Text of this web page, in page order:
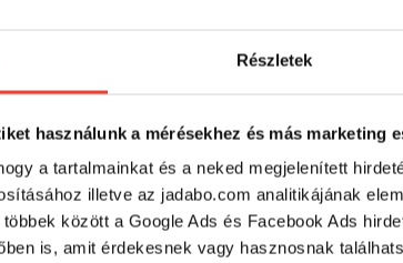
Részletek
használunk a mérésekhez és más marketing
a tartalmainkat és a neked megjelenített
illetve az jadabo.com analitikájának
között a Google Ads és Facebook Ads
is, amit érdekesnek vagy hasznosnak
SZINTÉN